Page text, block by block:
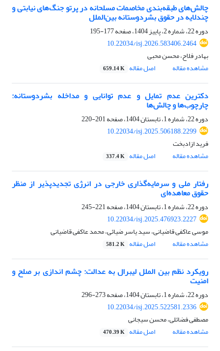
چالش‌های طبقه‌بندی مخاصمات مسلحانه در پرتو جنگ‌های نیابتی و
چندلایه در حقوق بشردوستانه بین‌الملل
دوره 22، شماره 2، پاییز 1404، صفحه
177-195
10.22034/isj.2026.583406.2464
بهادر فلاح، محسن محبی
مشاهده مقاله
اصل مقاله 659.14 K
دکترین عدم تمایل و عدم توانایی و مداخله بشردوستانه:
چارچوب‌ها و چالش‌ها
دوره 22، شماره 1، تابستان 1404، صفحه
201-220
10.22034/isj.2025.506188.2299
فرید ازادبخت
مشاهده مقاله
اصل مقاله 337.4 K
رفتار ملی و سرمایه‌گذاری خارجی در انرژی تجدیدپذیر از منظر
حقوق معاهده‌ای
دوره 22، شماره 1، تابستان 1404، صفحه
221-245
10.22034/isj.2025.476923.2227
موسی عاکفی قاضیانی، سید یاسر ضیائی، محمد عاکفی قاضیانی
مشاهده مقاله
اصل مقاله 581.2 K
رویکرد نظم بین الملل لیبرال به عدالت: چشم اندازی بر صلح و
امنیت
دوره 22، شماره 1، تابستان 1404، صفحه
273-296
10.22034/isj.2025.522581.2336
مصطفی فضائلی، محسن سیجانی
مشاهده مقاله
اصل مقاله 470.39 K